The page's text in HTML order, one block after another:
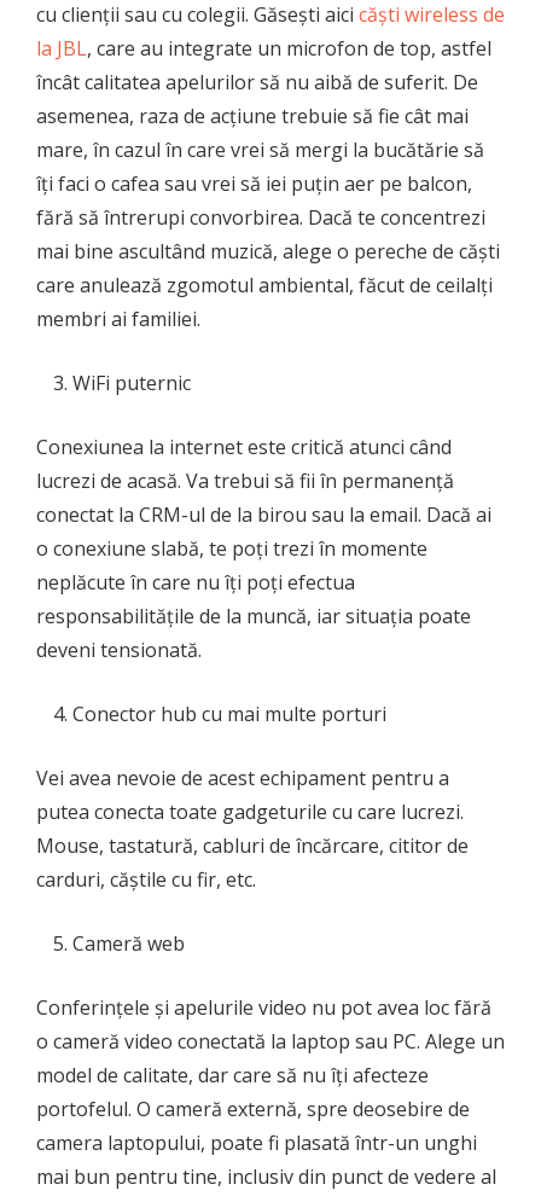
cu clienții sau cu colegii. Găsești aici căști wireless de
la JBL, care au integrate un microfon de top, astfel
încât calitatea apelurilor să nu aibă de suferit. De
asemenea, raza de acțiune trebuie să fie cât mai
mare, în cazul în care vrei să mergi la bucătărie să
îți faci o cafea sau vrei să iei puțin aer pe balcon,
fără să întrerupi convorbirea. Dacă te concentrezi
mai bine ascultând muzică, alege o pereche de căști
care anulează zgomotul ambiental, făcut de ceilalți
membri ai familiei.
WiFi puternic
Conexiunea la internet este critică atunci când
lucrezi de acasă. Va trebui să fii în permanență
conectat la CRM-ul de la birou sau la email. Dacă ai
o conexiune slabă, te poți trezi în momente
neplăcute în care nu îți poți efectua
responsabilitățile de la muncă, iar situația poate
deveni tensionată.
Conector hub cu mai multe porturi
Vei avea nevoie de acest echipament pentru a
putea conecta toate gadgeturile cu care lucrezi.
Mouse, tastatură, cabluri de încărcare, cititor de
carduri, căștile cu fir, etc.
Cameră web
Conferințele și apelurile video nu pot avea loc fără
o cameră video conectată la laptop sau PC. Alege un
model de calitate, dar care să nu îți afecteze
portofelul. O cameră externă, spre deosebire de
camera laptopului, poate fi plasată într-un unghi
mai bun pentru tine, inclusiv din punct de vedere al